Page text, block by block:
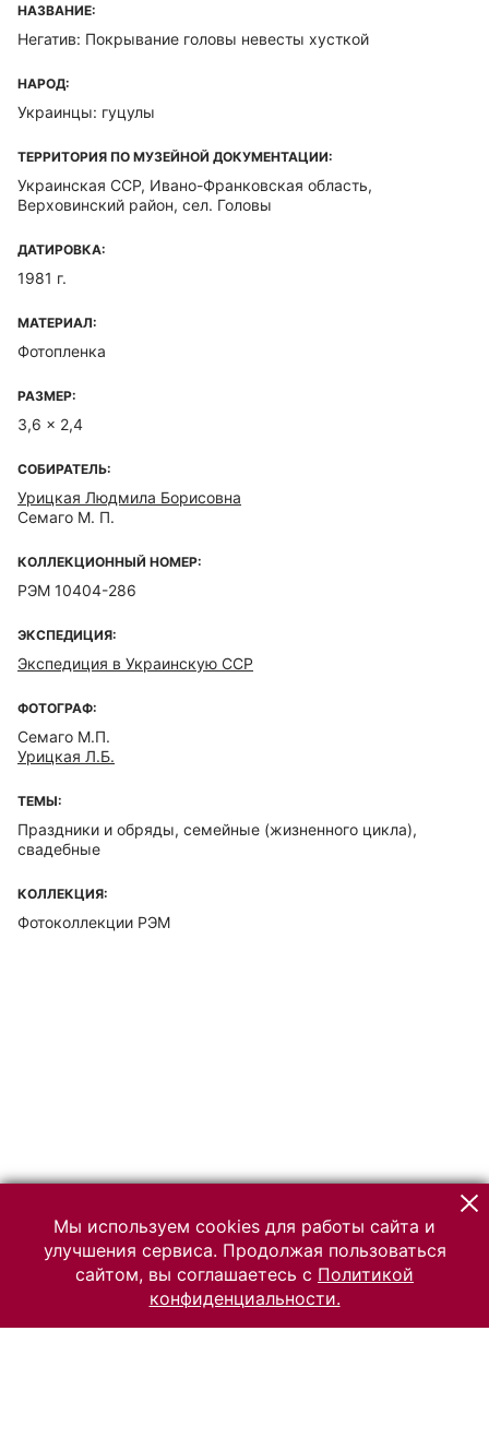
НАЗВАНИЕ:
Негатив: Покрывание головы невесты хусткой
НАРОД:
Украинцы: гуцулы
ТЕРРИТОРИЯ ПО МУЗЕЙНОЙ ДОКУМЕНТАЦИИ:
Украинская ССР, Ивано-Франковская область,
Верховинский район, сел. Головы
ДАТИРОВКА:
1981 г.
МАТЕРИАЛ:
Фотопленка
РАЗМЕР:
3,6 x 2,4
СОБИРАТЕЛЬ:
Урицкая Людмила Борисовна
Семаго М. П.
КОЛЛЕКЦИОННЫЙ НОМЕР:
РЭМ 10404-286
ЭКСПЕДИЦИЯ:
Экспедиция в Украинскую ССР
ФОТОГРАФ:
Семаго М.П.
Урицкая Л.Б.
ТЕМЫ:
Праздники и обряды, семейные (жизненного цикла),
свадебные
КОЛЛЕКЦИЯ:
Фотоколлекции РЭМ
Мы используем cookies для работы сайта и
улучшения сервиса. Продолжая пользоваться
сайтом, вы соглашаетесь с Политикой
конфиденциальности.